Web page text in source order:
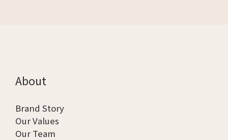
About
Brand Story
Our Values
Our Team